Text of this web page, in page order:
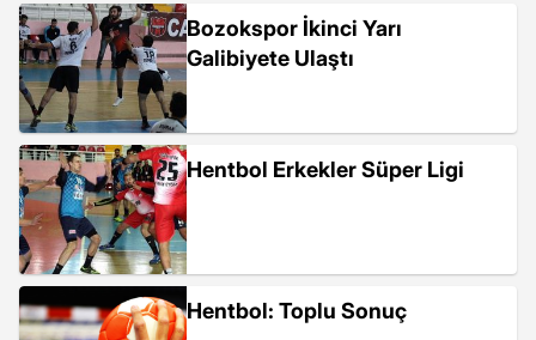
Bozokspor İkinci Yarı
Galibiyete Ulaştı
Hentbol Erkekler Süper Ligi
Hentbol: Toplu Sonuç